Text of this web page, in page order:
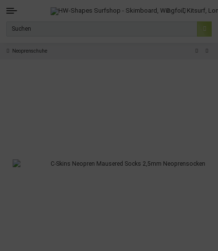
Neoprenschuhe